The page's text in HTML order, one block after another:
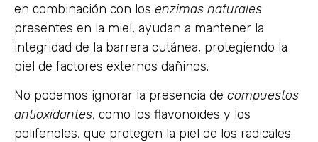
en combinación con los enzimas naturales
presentes en la miel, ayudan a mantener la
integridad de la barrera cutánea, protegiendo la
piel de factores externos dañinos.
No podemos ignorar la presencia de compuestos
antioxidantes, como los flavonoides y los
polifenoles, que protegen la piel de los radicales